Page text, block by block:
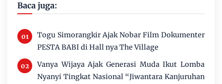
Baca juga:
Togu Simorangkir Ajak Nobar Film Dokumenter
PESTA BABI di Hall nya The Village
Vanya Wijaya Ajak Generasi Muda Ikut Lomba
Nyanyi Tingkat Nasional “Jiwantara Kanjuruhan